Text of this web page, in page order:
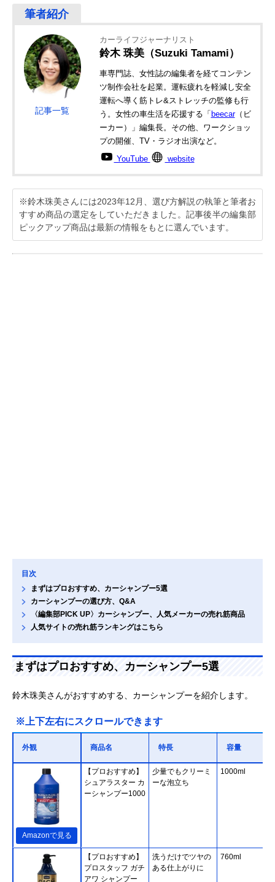
記事一覧
カーライフジャーナリスト
鈴木 珠美（Suzuki Tamami）
車専門誌、女性誌の編集者を経てコンテン
ツ制作会社を起業。運転疲れを軽減し安全
運転へ導く筋トレ&ストレッチの監修も行
う。女性の車生活を応援する「 beecar（ビ
ーカー）」編集長。その他、ワークショッ
プの開催、TV・ラジオ出演など。
YouTube website
※鈴木珠美さんには2023年12月、選び方解説の執筆と筆者お
すすめ商品の選定をしていただきました。記事後半の編集部
ピックアップ商品は最新の情報をもとに選んでいます。
目次
まずはプロおすすめ、カーシャンプー5選
カーシャンプーの選び方、Q&A
〈編集部PICK UP〉カーシャンプー、人気メーカーの売れ筋商品
人気サイトの売れ筋ランキングはこちら
まずはプロおすすめ、カーシャンプー5選
鈴木珠美さんがおすすめする、カーシャンプーを紹介します。
※上下左右にスクロールできます
外観 商品名 特長 容量
Amazonで見る
【プロおすすめ】
シュアラスター カ
ーシャンプー1000
少量でもクリーミ
ーな泡立ち
1000ml
【プロおすすめ】
プロスタッフ ガチ
アワ シャンプー
洗うだけでツヤの
ある仕上がりに
760ml